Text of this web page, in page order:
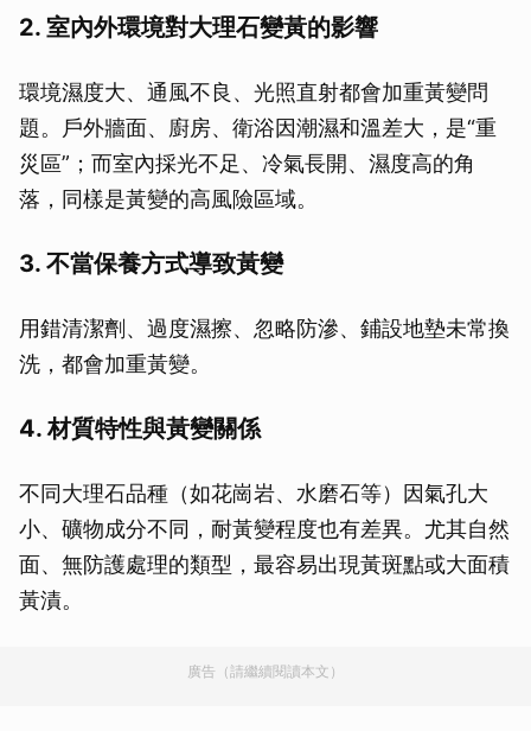
2. 室內外環境對大理石變黃的影響
環境濕度大、通風不良、光照直射都會加重黃變問
題。戶外牆面、廚房、衛浴因潮濕和溫差大，是“重
災區”；而室內採光不足、冷氣長開、濕度高的角
落，同樣是黃變的高風險區域。
3. 不當保養方式導致黃變
用錯清潔劑、過度濕擦、忽略防滲、鋪設地墊未常換
洗，都會加重黃變。
4. 材質特性與黃變關係
不同大理石品種（如花崗岩、水磨石等）因氣孔大
小、礦物成分不同，耐黃變程度也有差異。尤其自然
面、無防護處理的類型，最容易出現黃斑點或大面積
黃漬。
廣告（請繼續閱讀本文）